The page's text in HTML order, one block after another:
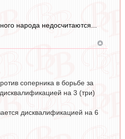
народа недосчитаются...
соперника в борьбе за
на 3 (три)
дисквалификацией на 6